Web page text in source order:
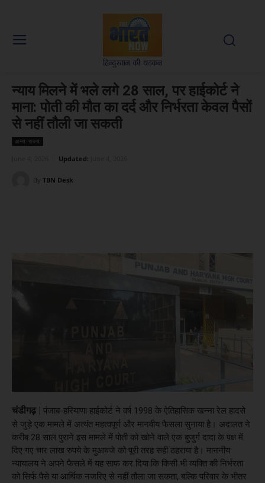
न्याय मिलने में भले लगे 28 साल, पर हाईकोर्ट ने
माना: पोती की मौत का दर्द और निर्भरता केवल पैसों
से नहीं तौली जा सकती
अन्य राज्य
Updated:
By TBN Desk
चंडीगढ़ | पंजाब-हरियाणा हाईकोर्ट ने वर्ष 1998 के ऐतिहासिक खन्ना रेल हादसे
से जुड़े एक मामले में अत्यंत महत्वपूर्ण और मानवीय फैसला सुनाया है। अदालत ने
करीब 28 साल पुराने इस मामले में पोती को खोने वाले एक बुजुर्ग दादा के पक्ष में
दिए गए चार लाख रुपये के मुआवजे को पूरी तरह सही ठहराया है। माननीय
न्यायालय ने अपने फैसले में यह साफ कर दिया कि किसी भी व्यक्ति की निर्भरता
को सिर्फ पैसे या आर्थिक नजरिए से नहीं तौला जा सकता, बल्कि परिवार के भीतर